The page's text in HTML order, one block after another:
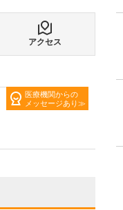
アクセス
医療機関からの
メッセージあり